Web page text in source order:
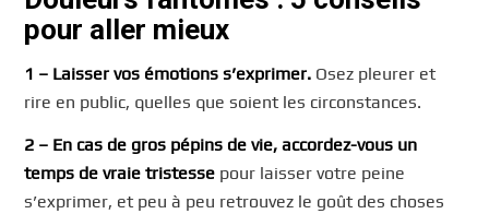
pour aller mieux
1 – Laisser vos émotions s’exprimer. Osez pleurer et
rire en public, quelles que soient les circonstances.
2 – En cas de gros pépins de vie, accordez-vous un
temps de vraie tristesse pour laisser votre peine
s’exprimer, et peu à peu retrouvez le goût des choses